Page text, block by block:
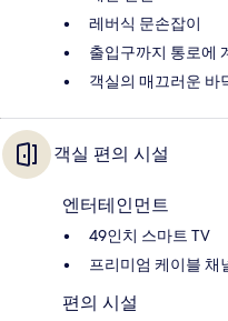
레버식 문손잡이
출입구까지 통로에
객실의 매끄러운 바
객실 편의 시설
엔터테인먼트
49인치 스마트 TV
프리미엄 케이블 채
편의 시설